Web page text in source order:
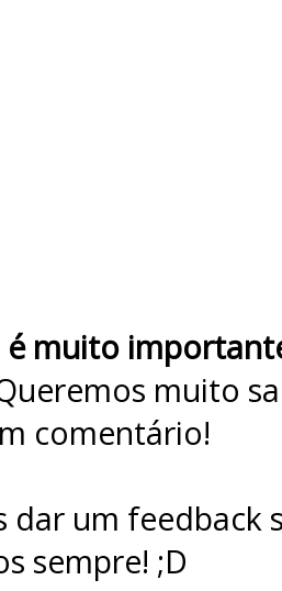
é muito
muito
comentário!
dar um
sempre! ;D